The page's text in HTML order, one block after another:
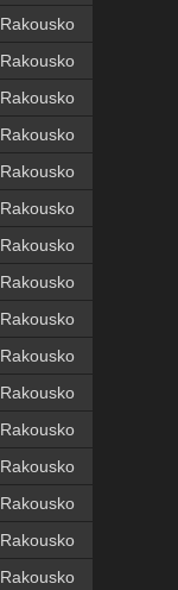
Rakousko
Rakousko
Rakousko
Rakousko
Rakousko
Rakousko
Rakousko
Rakousko
Rakousko
Rakousko
Rakousko
Rakousko
Rakousko
Rakousko
Rakousko
Rakousko